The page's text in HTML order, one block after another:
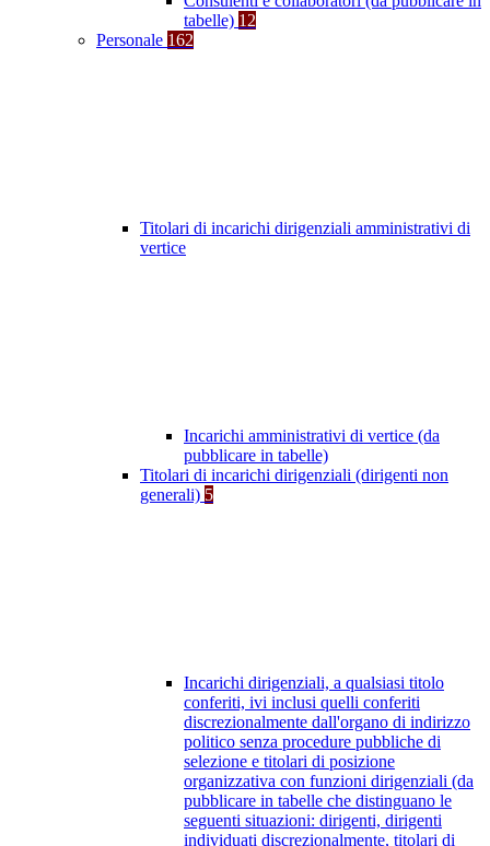
tabelle) 12
Personale 162
Titolari di incarichi dirigenziali amministrativi di
vertice
Incarichi amministrativi di vertice (da
pubblicare in tabelle)
Titolari di incarichi dirigenziali (dirigenti non
generali) 5
Incarichi dirigenziali, a qualsiasi titolo
conferiti, ivi inclusi quelli conferiti
discrezionalmente dall'organo di indirizzo
politico senza procedure pubbliche di
selezione e titolari di posizione
organizzativa con funzioni dirigenziali (da
pubblicare in tabelle che distinguano le
seguenti situazioni: dirigenti, dirigenti
individuati discrezionalmente, titolari di